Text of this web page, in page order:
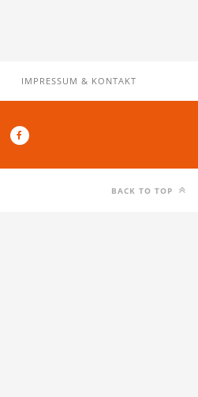
IMPRESSUM & KONTAKT
BACK TO TOP